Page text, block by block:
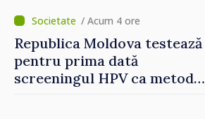
/ Acum 4 ore
Republica Moldova testează
pentru prima dată
screeningul HPV ca metodă